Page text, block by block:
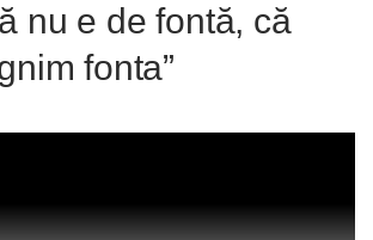
nu e de fontă, că
fonta”